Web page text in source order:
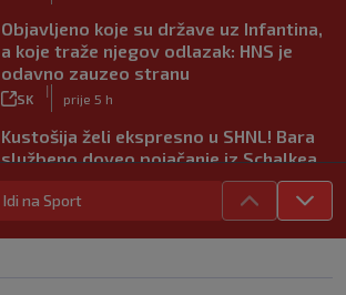
Objavljeno koje su države uz Infantina,
a koje traže njegov odlazak: HNS je
odavno zauzeo stranu
SK
|
prije 5 h
Kustošija želi ekspresno u SHNL! Bara
službeno doveo pojačanje iz Schalkea
Tomiyasu se vraća u Premier ligu,
postat će suigrač bivšeg Vatrenog
Idi na Sport